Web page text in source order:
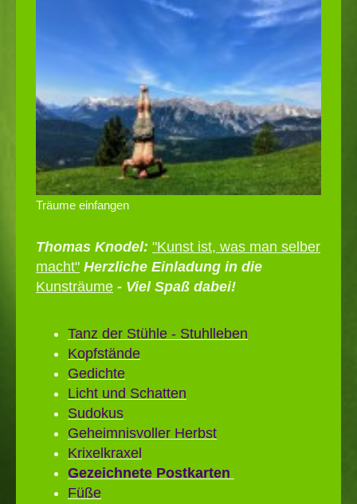
Träume einfangen
Thomas Knodel: "Kunst ist, was man selber
macht" Herzliche Einladung in die
Kunsträume - Viel Spaß dabei!
Tanz der Stühle - Stuhlleben
Kopfstände
Gedichte
Licht und Schatten
Sudokus
Geheimnisvoller Herbst
Krixelkraxel
Gezeichnete Postkarten
Füße